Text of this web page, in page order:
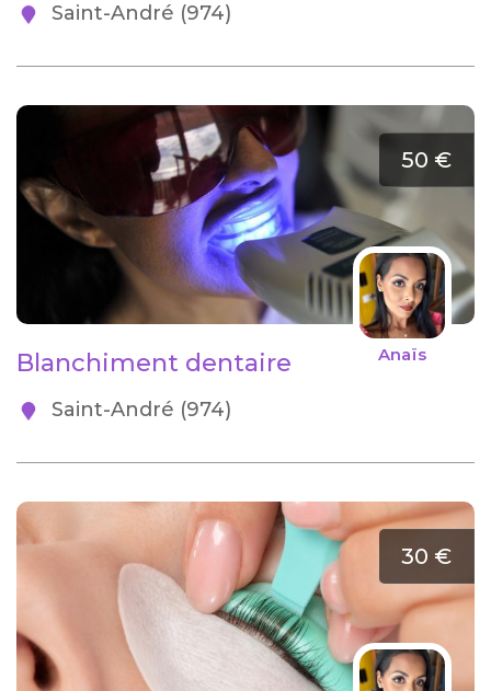
Saint-André (974)
50 €
Anaïs
Blanchiment dentaire
Saint-André (974)
30 €